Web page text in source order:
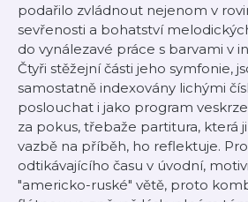
podařilo zvládnout nejenom v
sevřenosti a bohatství
do vynálezavé práce s barvami v
Čtyři stěžejní části jeho symfonie,
samostatně indexovány lichými
poslouchat i jako program
za pokus, třebaže partitura, která
vazbě na příběh, ho reflektuje.
odtikávajícího času v úvodní,
"americko-ruské" větě, proto